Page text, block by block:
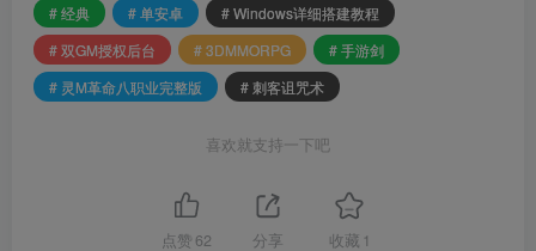
# 经典
# 单安卓
# Windows详细搭建教程
# 双GM授权后台
# 3DMMORPG
# 手游剑
# 灵M革命八职业完整版
# 刺客诅咒术
喜欢就支持一下吧
点赞 62 分享 收藏 1